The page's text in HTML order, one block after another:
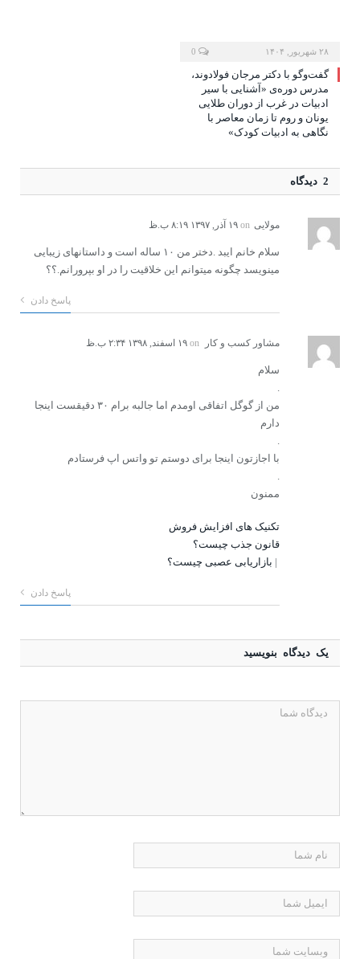
۲۸ شهریور, ۱۴۰۴
گفت‌وگو با دکتر مرجان فولادوند،
مدرس دوره‌ی «آشنایی با سیر
ادبیات در غرب از دوران طلایی
یونان و روم تا زمان معاصر با
نگاهی به ادبیات کودک»
2 دیدگاه
مولایی ۱۹ آذر, ۱۳۹۷ ۸:۱۹ ب.ظ
سلام خانم ایبد .دختر من ۱۰ ساله است و داستانهای زیبایی
مینویسد چگونه میتوانم این خلاقیت را در او بپرورانم.؟؟
پاسخ دادن
مشاور کسب و کار ۱۹ اسفند, ۱۳۹۸ ۲:۳۴ ب.ظ
سلام
من از گوگل اتفاقی اومدم اما جالبه برام ۳۰ دقیقست اینجا
دارم
با اجازتون اینجا برای دوستم تو واتس اپ فرستادم
ممنون
تکنیک های افزایش فروش
قانون جذب چیست؟
| بازاریابی عصبی چیست؟
پاسخ دادن
یک دیدگاه بنویسید